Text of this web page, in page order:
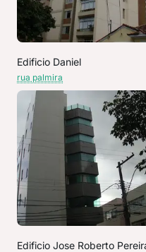
Edificio Daniel
rua palmira
Edificio Jose Roberto